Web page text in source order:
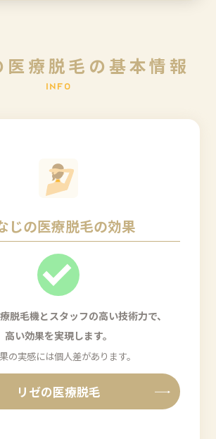
医 療 脱毛 の 基本情報
I N F O
じの医療脱毛の効果
脱毛機とスタッフの高い技術力で、
高い効果を実現します。
の実感には個人差があります。
リゼの医療脱毛